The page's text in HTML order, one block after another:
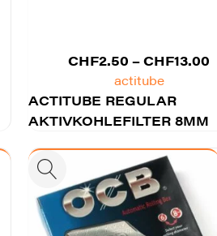
CHF2.50 –CHF13.00
actitube
ACTITUBE REGULAR
AKTIVKOHLEFILTER 8MM